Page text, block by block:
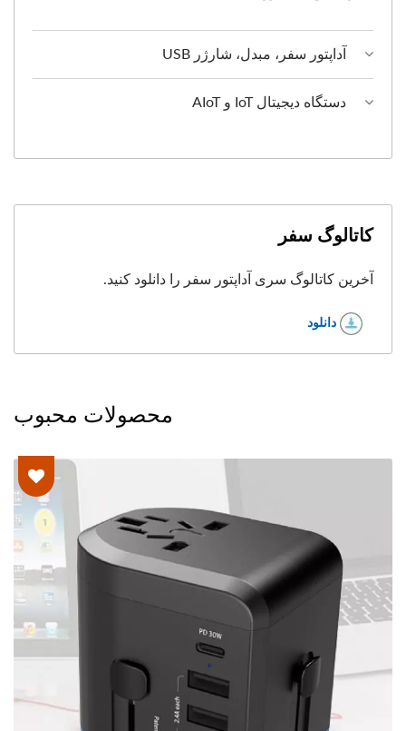
آداپتور سفر، مبدل، شارژر USB
دستگاه دیجیتال IoT و AIoT
کاتالوگ سفر
آخرین کاتالوگ سری آداپتور سفر را دانلود کنید.
دانلود
محصولات محبوب